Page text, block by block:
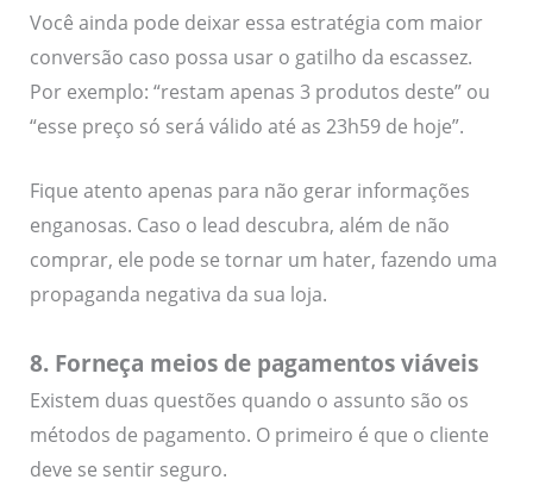
Você ainda pode deixar essa estratégia com maior
conversão caso possa usar o gatilho da escassez.
Por exemplo: “restam apenas 3 produtos deste” ou
“esse preço só será válido até as 23h59 de hoje”.
Fique atento apenas para não gerar informações
enganosas. Caso o lead descubra, além de não
comprar, ele pode se tornar um hater, fazendo uma
propaganda negativa da sua loja.
8. Forneça meios de pagamentos viáveis
Existem duas questões quando o assunto são os
métodos de pagamento. O primeiro é que o cliente
deve se sentir seguro.